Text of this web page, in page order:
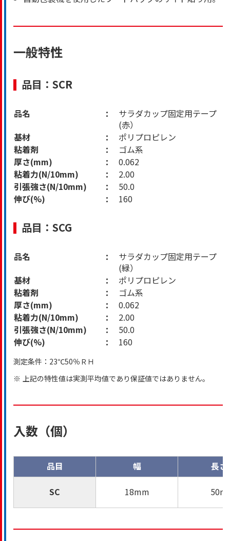
一般特性
品目：SCR
品名
サラダカップ固定用テープ
(赤）
基材
ポリプロピレン
粘着剤
ゴム系
厚さ(mm)
0.062
粘着力(N/10mm)
2.00
引張強さ(N/10mm)
50.0
伸び(%)
160
品目：SCG
品名
サラダカップ固定用テープ
(緑）
基材
ポリプロピレン
粘着剤
ゴム系
厚さ(mm)
0.062
粘着力(N/10mm)
2.00
引張強さ(N/10mm)
50.0
伸び(%)
160
測定条件：23℃50％ＲＨ
※ 上記の特性値は実測平均値であり保証値ではありません。
入数（個）
品目 幅 長さ
SC 18mm 50m